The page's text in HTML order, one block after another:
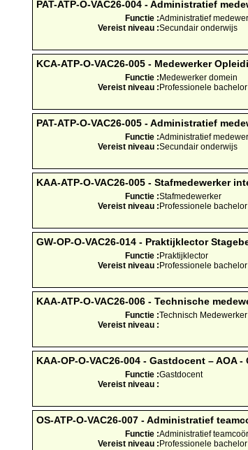
PAT-ATP-O-VAC26-004 - Administratief
Functie :Administratief
Vereist niveau :Secundair onderwijs
KCA-ATP-O-VAC26-005 - Medewerker
Functie : Medewerker domein
Vereist niveau : Professionele bachelor
PAT-ATP-O-VAC26-005 - Administratief
Functie :Administratief
Vereist niveau :Secundair onderwijs
KAA-ATP-O-VAC26-005 - Stafmedewerker
Functie :Stafmedewerker
Vereist niveau : Professionele bachelor
GW-OP-O-VAC26-014 - Praktijklector
Functie : Praktijklector
Vereist niveau : Professionele bachelor
KAA-ATP-O-VAC26-006 - Technische
Functie :Technisch Medewerker
Vereist niveau :
KAA-OP-O-VAC26-004 - Gastdocent –
Functie :Gastdocent
Vereist niveau :
OS-ATP-O-VAC26-007 - Administratief
Functie :Administratief
Vereist niveau : Professionele bachelor